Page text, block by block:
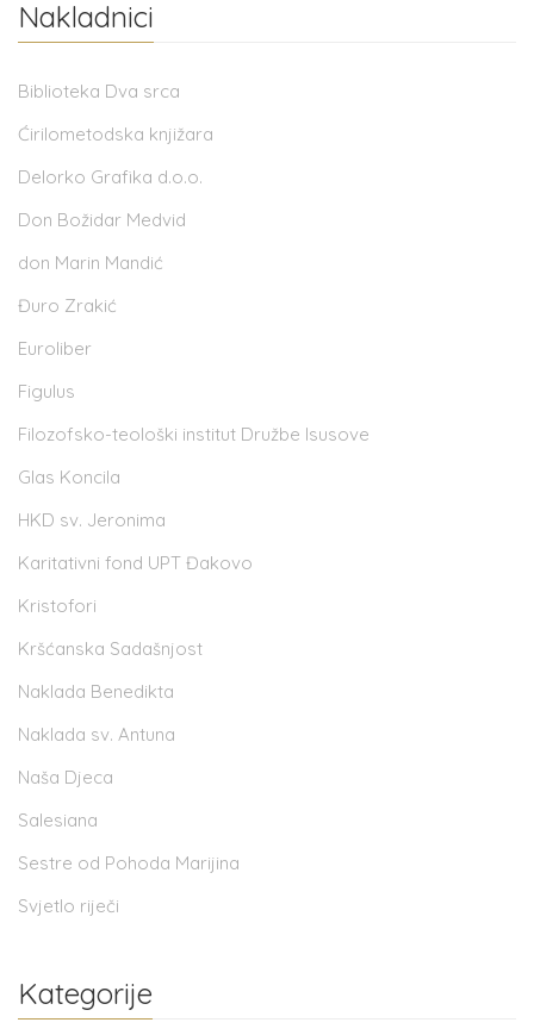
Nakladnici
Biblioteka Dva srca
Ćirilometodska knjižara
Delorko Grafika d.o.o.
Don Božidar Medvid
don Marin Mandić
Đuro Zrakić
Euroliber
Figulus
Filozofsko-teološki institut Družbe Isusove
Glas Koncila
HKD sv. Jeronima
Karitativni fond UPT Đakovo
Kristofori
Kršćanska Sadašnjost
Naklada Benedikta
Naklada sv. Antuna
Naša Djeca
Salesiana
Sestre od Pohoda Marijina
Svjetlo riječi
Kategorije